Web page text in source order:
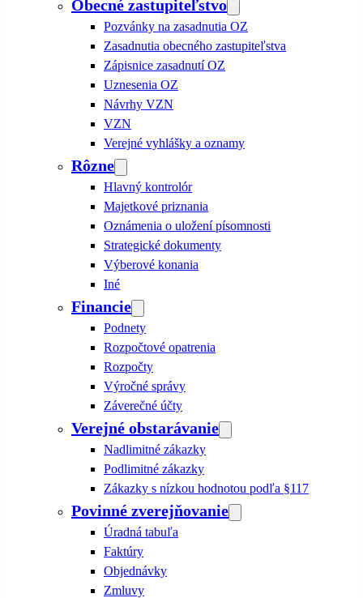
Obecné zastupiteľstvo
Pozvánky na zasadnutia OZ
Zasadnutia obecného zastupiteľstva
Zápisnice zasadnutí OZ
Uznesenia OZ
Návrhy VZN
VZN
Verejné vyhlášky a oznamy
Rôzne
Hlavný kontrolór
Majetkové priznania
Oznámenia o uložení písomnosti
Strategické dokumenty
Výberové konania
Iné
Financie
Podnety
Rozpočtové opatrenia
Rozpočty
Výročné správy
Záverečné účty
Verejné obstarávanie
Nadlimitné zákazky
Podlimitné zákazky
Zákazky s nízkou hodnotou podľa §117
Povinné zverejňovanie
Úradná tabuľa
Faktúry
Objednávky
Zmluvy